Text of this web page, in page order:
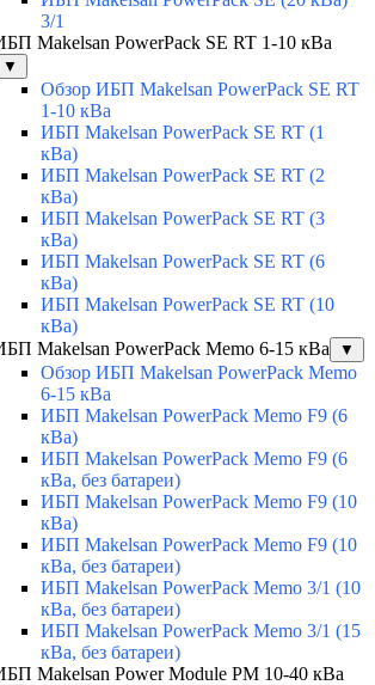
3/1
Makelsan PowerPack SE RT 1-10 кВа
▼
Обзор ИБП Makelsan PowerPack SE RT
1-10 кВа
ИБП Makelsan PowerPack SE RT (1
кВа)
ИБП Makelsan PowerPack SE RT (2
кВа)
ИБП Makelsan PowerPack SE RT (3
кВа)
ИБП Makelsan PowerPack SE RT (6
кВа)
ИБП Makelsan PowerPack SE RT (10
кВа)
Makelsan PowerPack Memo 6-15 кВа
▼
Обзор ИБП Makelsan PowerPack Memo
6-15 кВа
ИБП Makelsan PowerPack Memo F9 (6
кВа)
ИБП Makelsan PowerPack Memo F9 (6
кВа, без батареи)
ИБП Makelsan PowerPack Memo F9 (10
кВа)
ИБП Makelsan PowerPack Memo F9 (10
кВа, без батареи)
ИБП Makelsan PowerPack Memo 3/1 (10
кВа, без батареи)
ИБП Makelsan PowerPack Memo 3/1 (15
кВа, без батареи)
Makelsan Power Module PM 10-40 кВа